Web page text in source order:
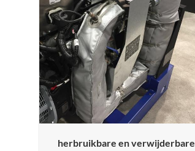
herbruikbare en verwijderbare